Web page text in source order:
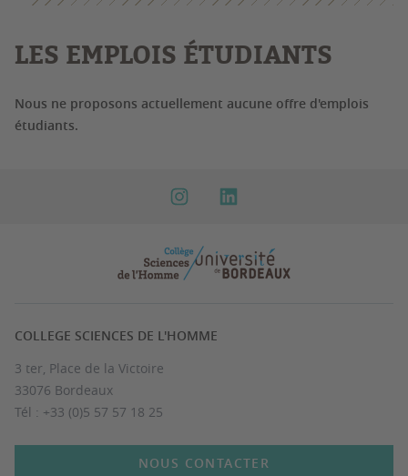
LES EMPLOIS ÉTUDIANTS
Nous ne proposons actuellement aucune offre d'emplois
étudiants.
COLLEGE SCIENCES DE L'HOMME
3 ter, Place de la Victoire
33076 Bordeaux
Tél : +33 (0)5 57 57 18 25
NOUS CONTACTER